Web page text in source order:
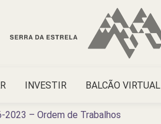
INVESTIR BALCÃO VIRTUAL
– Ordem de Trabalhos